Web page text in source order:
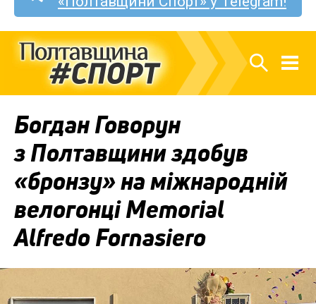
Богдан Говорун
з Полтавщини здобув
«бронзу» на міжнародній
велогонці Memorial
Alfredo Fornasiero